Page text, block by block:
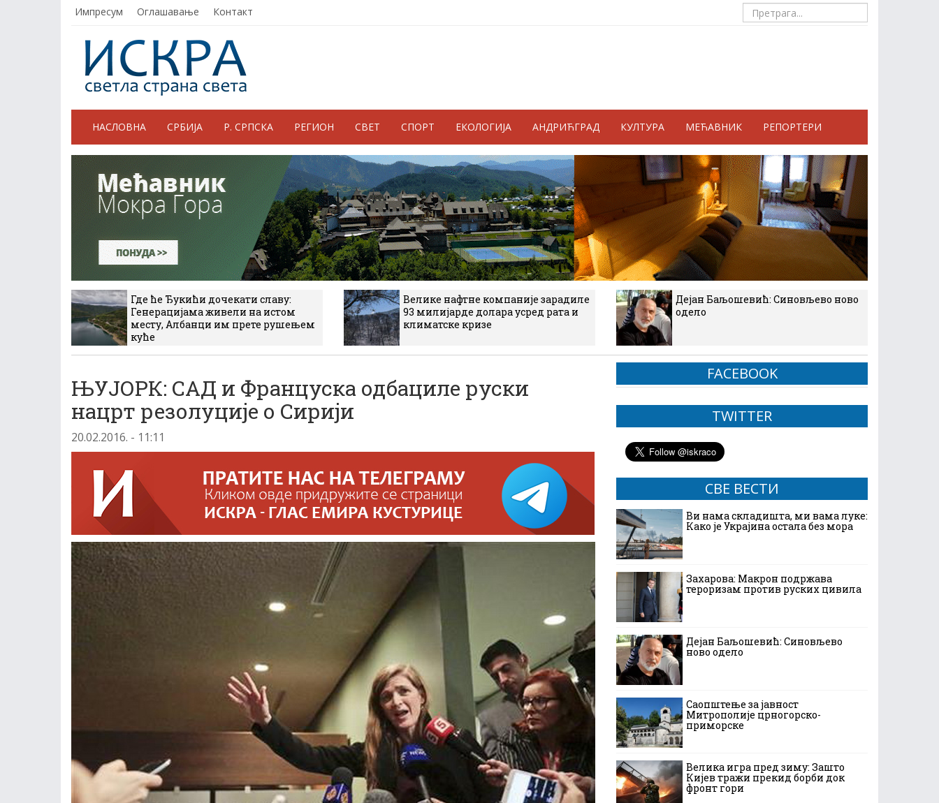
Импресум Оглашавање Контакт
НАСЛОВНА СРБИЈА Р. СРПСКА РЕГИОН СВЕТ СПОРТ ЕКОЛОГИЈА АНДРИЋГРАД КУЛТУРА МЕЋАВНИК РЕПОРТЕРИ
Где ће Ђукићи дочекати славу:
Генерацијама живели на истом
месту, Албанци им прете рушењем
куће
Велике нафтне компаније зарадиле
93 милијарде долара усред рата и
климатске кризе
Дејан Баљошевић: Синовљево ново
одело
ЊУЈОРК: СAД и Француска одбациле руски
нацрт резолуциjе о Сириjи
20.02.2016. - 11:11
FACEBOOK
TWITTER
СВЕ ВЕСТИ
Ви нама складишта, ми вама луке:
Како је Украјина остала без мора
Захарова: Макрон подржава
тероризам против руских цивила
Дејан Баљошевић: Синовљево
ново одело
Саопштење за јавност
Митрополије црногорско-
приморске
Велика игра пред зиму: Зашто
Кијев тражи прекид борби док
фронт гори